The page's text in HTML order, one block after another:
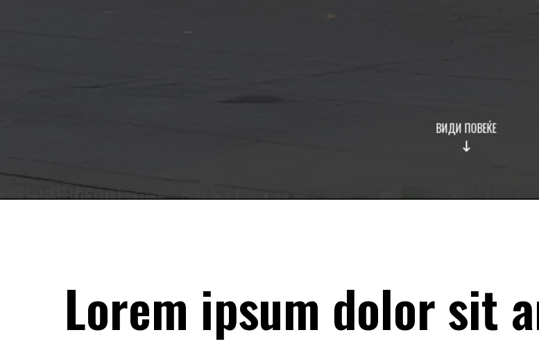
ВИДИ ПОВЕЌЕ
Lorem ipsum dolor sit